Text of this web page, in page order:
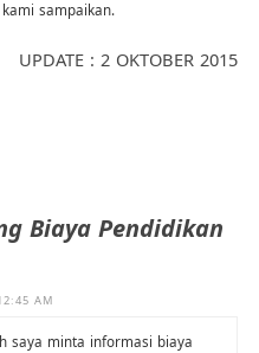
sampaikan.
UPDATE : 2 OKTOBER 2015
Biaya Pendidikan
AM
saya minta informasi biaya